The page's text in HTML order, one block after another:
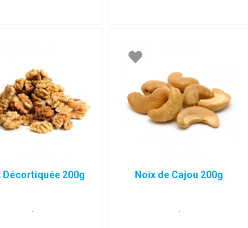
Décortiquée 200g
.
Noix de Cajou 200g
.